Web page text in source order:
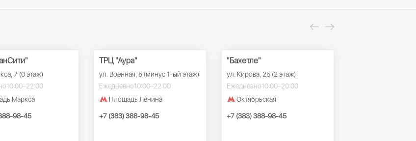
7 (0 этаж)
10:00–22:00
Маркса
98-45
ТРЦ "Аура"
ул. Военная, 5 (минус 1-ый этаж)
Ежедневно10:00–22:00
Площадь Ленина
+7 (383) 388-98-45
"Бахетле"
ул. Кирова, 25 (2 этаж)
Ежедневно10:00–20:00
Октябрьская
+7 (383) 388-98-45